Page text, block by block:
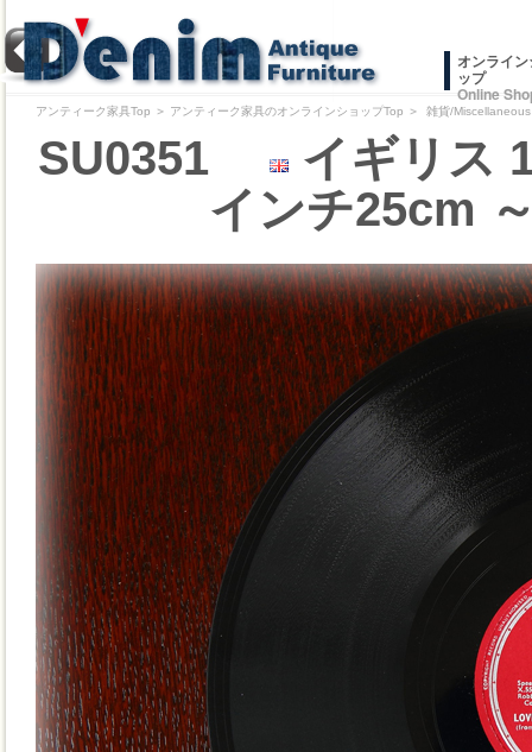
オンライ
ップ
Online
アンティーク家具Top ＞ アンティーク家具のオンラインショップTop ＞ 雑貨/Miscellaneous
SU0351
イギリス
インチ25cm